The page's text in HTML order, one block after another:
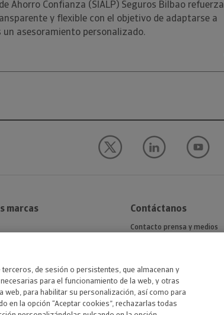
Ahorro Confianza (SIALP) Seguros Bilbao refuerza
y flexible con el objetivo de adaptarse a
un asesoramiento personalizado.
marcas Contáctanos
Contacto prensa y medios
de sesión o persistentes, que almacenan y
para el funcionamiento de la web, y otras
para habilitar su personalización, así como para
en la opción “Aceptar cookies”, rechazarlas todas